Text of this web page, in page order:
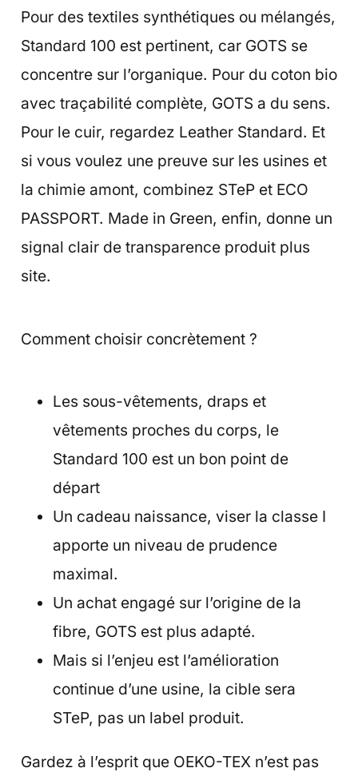
Pour des textiles synthétiques ou mélangés,
Standard 100 est pertinent, car GOTS se
concentre sur l’organique. Pour du coton bio
avec traçabilité complète, GOTS a du sens.
Pour le cuir, regardez Leather Standard. Et
si vous voulez une preuve sur les usines et
la chimie amont, combinez STeP et ECO
PASSPORT. Made in Green, enfin, donne un
signal clair de transparence produit plus
site.
Comment choisir concrètement ?
Les sous-vêtements, draps et
vêtements proches du corps, le
Standard 100 est un bon point de
départ
Un cadeau naissance, viser la classe I
apporte un niveau de prudence
maximal.
Un achat engagé sur l’origine de la
fibre, GOTS est plus adapté.
Mais si l’enjeu est l’amélioration
continue d’une usine, la cible sera
STeP, pas un label produit.
Gardez à l’esprit que OEKO-TEX n’est pas